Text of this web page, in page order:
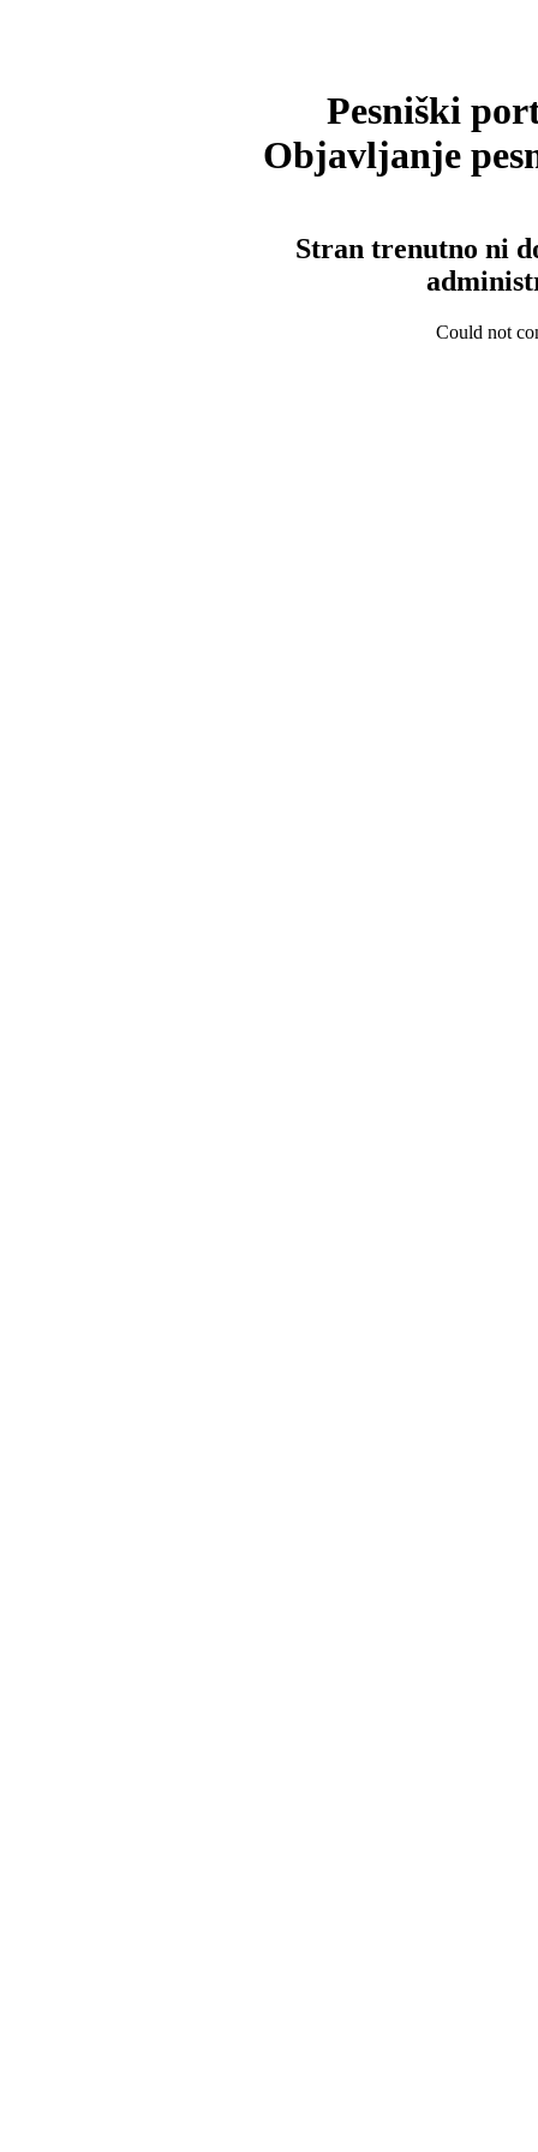
Pesniški
Objavljanje
Stran trenutno ni
Could not